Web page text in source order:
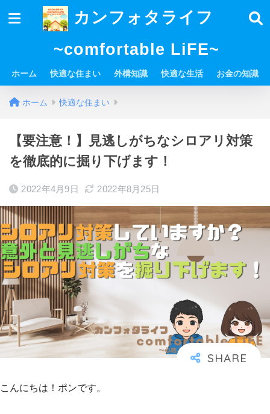
カンフォタライフ
~comfortable LiFE~
ホーム 快適な住まい 外構知識 快適な生活 お金の知識
ホーム 快適な住まい
【要注意！】見逃しがちなシロアリ対策
を徹底的に掘り下げます！
2022年4月9日 2022年8月25日
こんにちは！ポンです。